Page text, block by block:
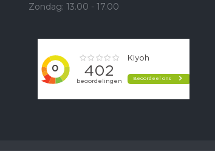
Zondag: 13.00 - 17.00